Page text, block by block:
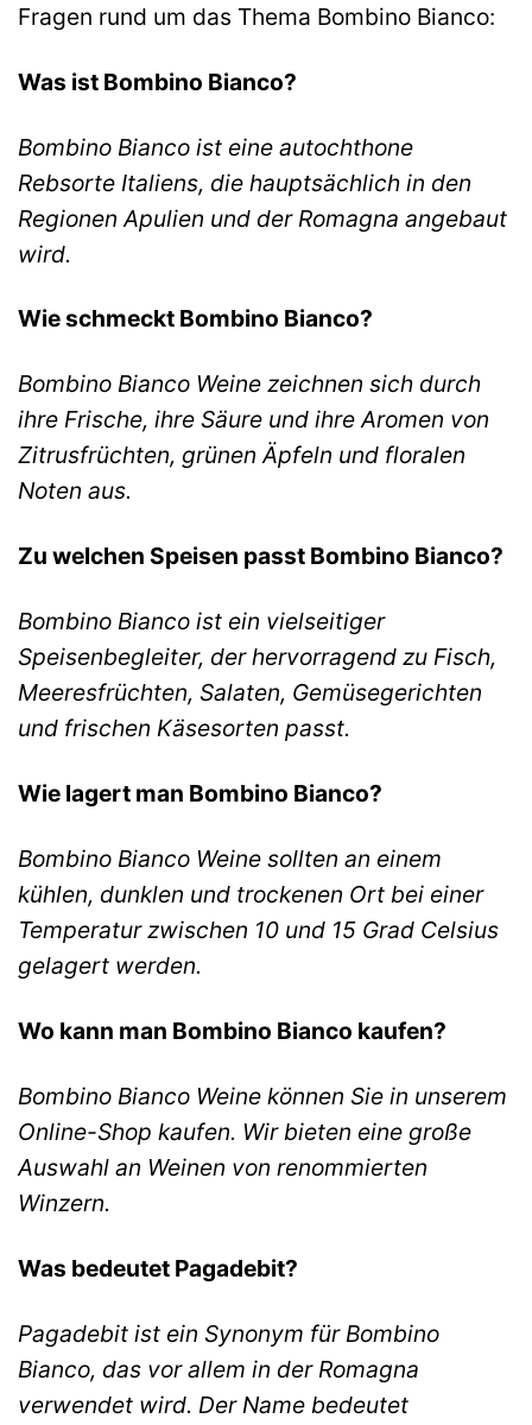
Fragen rund um das Thema Bombino Bianco:
Was ist Bombino Bianco?
Bombino Bianco ist eine autochthone
Rebsorte Italiens, die hauptsächlich in den
Regionen Apulien und der Romagna angebaut
wird.
Wie schmeckt Bombino Bianco?
Bombino Bianco Weine zeichnen sich durch
ihre Frische, ihre Säure und ihre Aromen von
Zitrusfrüchten, grünen Äpfeln und floralen
Noten aus.
Zu welchen Speisen passt Bombino Bianco?
Bombino Bianco ist ein vielseitiger
Speisenbegleiter, der hervorragend zu Fisch,
Meeresfrüchten, Salaten, Gemüsegerichten
und frischen Käsesorten passt.
Wie lagert man Bombino Bianco?
Bombino Bianco Weine sollten an einem
kühlen, dunklen und trockenen Ort bei einer
Temperatur zwischen 10 und 15 Grad Celsius
gelagert werden.
Wo kann man Bombino Bianco kaufen?
Bombino Bianco Weine können Sie in unserem
Online-Shop kaufen. Wir bieten eine große
Auswahl an Weinen von renommierten
Winzern.
Was bedeutet Pagadebit?
Pagadebit ist ein Synonym für Bombino
Bianco, das vor allem in der Romagna
verwendet wird. Der Name bedeutet